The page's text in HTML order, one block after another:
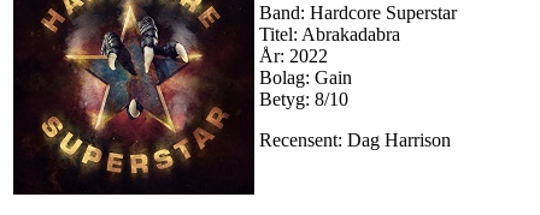
Band: Hardcore Superstar
Titel: Abrakadabra
År: 2022
Bolag: Gain
Betyg: 8/10
Recensent: Dag Harrison